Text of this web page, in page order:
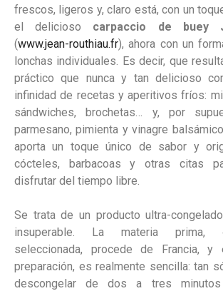
frescos, ligeros y, claro está, con un
el delicioso carpaccio de buey
(www.jean-routhiau.fr), ahora con un
lonchas individuales. Es decir, que
práctico que nunca y tan delicioso
infinidad de recetas y aperitivos fríos:
sándwiches, brochetas… y, por
parmesano, pimienta y vinagre
aporta un toque único de sabor y
cócteles, barbacoas y otras citas
disfrutar del tiempo libre.
Se trata de un producto ultra-
insuperable. La materia prima,
seleccionada, procede de Francia,
preparación, es realmente sencilla: tan
descongelar de dos a tres minutos